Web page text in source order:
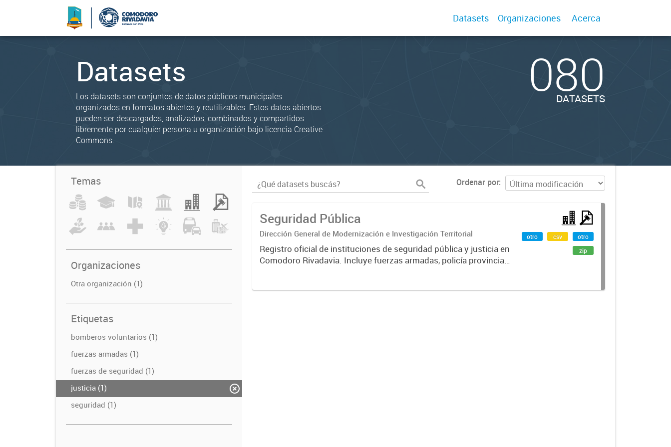
Datasets Organizaciones Acerca
Datasets
Los datasets son conjuntos de datos públicos municipales
organizados en formatos abiertos y reutilizables. Estos datos abiertos
pueden ser descargados, analizados, combinados y compartidos
libremente por cualquier persona u organización bajo licencia Creative
Commons.
080
DATASETS
Temas
Organizaciones
Otra organización (1)
Etiquetas
bomberos voluntarios (1)
fuerzas armadas (1)
fuerzas de seguridad (1)
justicia (1)
seguridad (1)
Ordenar por
Seguridad Pública
Dirección General de Modernización e Investigación Territorial
Registro oficial de instituciones de seguridad pública y justicia en
Comodoro Rivadavia. Incluye fuerzas armadas, policía provincial,
otro csv
otro
zip